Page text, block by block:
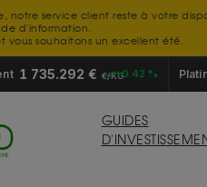
service client reste à votre
d'information.
vous souhaitons un excellent été.
1 735.292 € €/KG+0.42 %
GUIDES